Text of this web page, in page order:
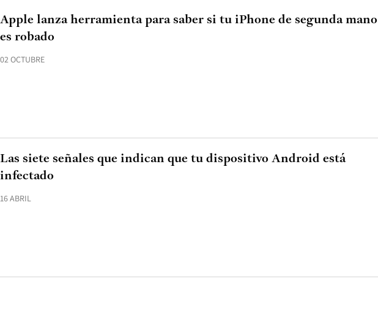
02 OCTUBRE
Apple lanza herramienta para saber si tu iPhone de segunda mano
es robado
16 ABRIL
Las siete señales que indican que tu dispositivo Android está
infectado